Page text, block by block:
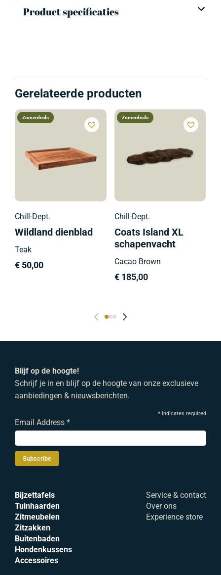
Product specificaties
Gerelateerde producten
Zomerdeals
Chill-Dept.
Wildland dienblad
Teak
€ 50,00
Zomerdeals
Chill-Dept.
Coats Island XL
schapenvacht
Cacao Brown
€185,00
Bijzettafels
Tuinhaarden
Zitmeubelen
Zitzakken
Buitenbaden
Hondenkussens
Accessoires
Service & contact
Over ons
Experience store
Blijf op de hoogte!
Schrijf je in en blijf op de hoogte van onze exclusieve
aanbiedingen & nieuwsberichten.
*indicates required
Email Address*